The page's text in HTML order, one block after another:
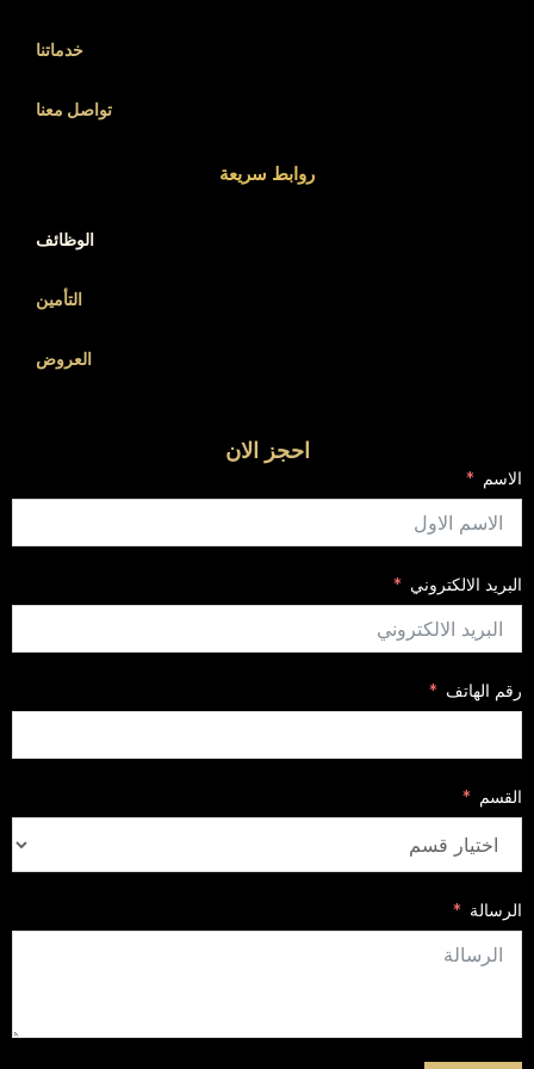
خدماتنا
تواصل معنا
روابط سريعة
الوظائف
التأمين
العروض
احجز الان
الاسم
البريد الالكتروني
رقم الهاتف
القسم
الرسالة